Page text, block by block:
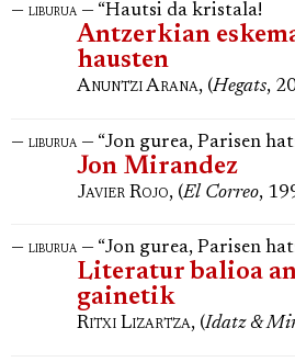
— liburua — “Hautsi da kristala!
Antzerkian
hausten
Anuntzi Arana, (Hegats,
— liburua — “Jon gurea, Parisen
Jon Mirandez
Javier Rojo, (El Correo,
— liburua — “Jon gurea, Parisen
Literatur balioa
gainetik
Ritxi Lizartza, (Idatz &